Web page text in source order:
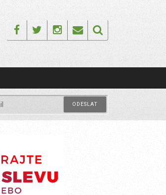
FacebookTwitterInstagram
Email